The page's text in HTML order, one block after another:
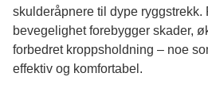
skulderåpnere til dype ryggstrekk.
bevegelighet forebygger skader,
forbedret kroppsholdning – noe
effektiv og komfortabel.